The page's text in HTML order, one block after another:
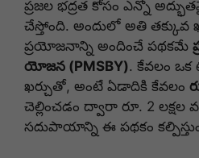
ప్రజల భద్రత కోసం ఎన్నో
చేస్తోంది. అందులో అతి తక్కువ
ప్రయోజనాన్ని అందించే పథకమే
యోజన (PMSBY). కేవలం ఒక
ఖర్చుతో, అంటే ఏడాదికి కేవలం
చెల్లించడం ద్వారా రూ. 2 లక్షల
సదుపాయాన్ని ఈ పథకం